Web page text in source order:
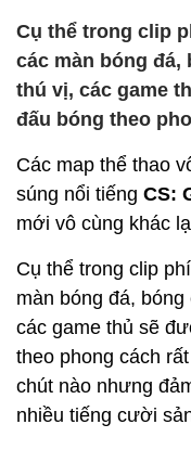
Cụ thể trong clip
các màn bóng đá,
thú vị, các game
đấu bóng theo
Các map thể thao
súng nổi tiếng CS:
mới vô cùng khác
Cụ thể trong clip
màn bóng đá,
các game thủ sẽ
theo phong cách
chút nào nhưng
nhiều tiếng cười